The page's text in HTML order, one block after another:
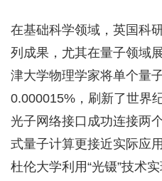
在基础科学领域，英国科
列成果，尤其在量子领域
津大学物理学家将单个量
0.000015%，刷新了世界
光子网络接口成功连接两
式量子计算更接近实际应
杜伦大学利用“光镊”技术